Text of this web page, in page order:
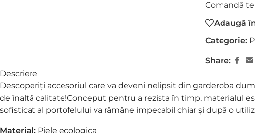
Comandă
Adaugă
Categorie:
Share:
Descriere
Descoperiți accesoriul care va deveni nelipsit din garderoba
de înaltă calitate!Conceput pentru a rezista în timp, materialul
sofisticat al portofelului va rămâne impecabil chiar și după o
Material: Piele ecologica